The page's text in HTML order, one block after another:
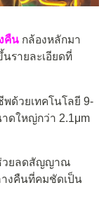
คืน กล้องหลักมา
รายละเอียดที่
ด้วยเทคโนโลยี 9-
ดใหญ่กว่า 2.1μm
ช่วยลดสัญญาณ
งคืนที่คมชัดเป็น